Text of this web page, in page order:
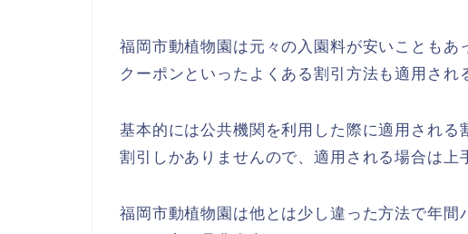
福岡市動植物園は元々の入園料が安いことも
クーポンといったよくある割引方法も適用され
基本的には公共機関を利用した際に適用される
割引しかありませんので、適用される場合は上
福岡市動植物園は他とは少し違った方法で年